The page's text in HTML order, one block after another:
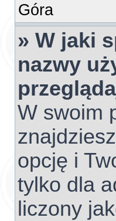
Góra
» W jaki
nazwy
W swoim
opcję i
tylko dla
liczony